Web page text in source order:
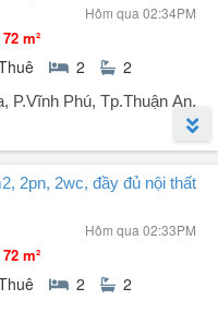
cầu.
Vĩnh Phú, Hồ Chí Minh.
rõ ràng.
Hôm qua 02:34PM
72 m²
2 2
P.Vĩnh Phú, Tp.Thuận An,
Vĩnh Phú, Thuận An,
2pn, 2wc, đầy đủ nội thất
Hôm qua 02:33PM
72 m²
2 2